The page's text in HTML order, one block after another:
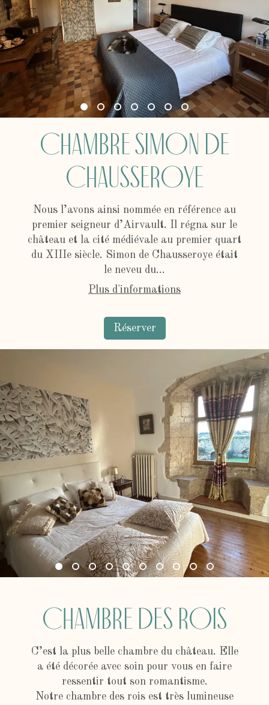
Chambre Simon de
Chausseroye
Nous l’avons ainsi nommée en référence au
premier seigneur d’Airvault. Il régna sur le
château et la cité médiévale au premier quart
du XIIIe siècle. Simon de Chausseroye était
le neveu du...
Plus d'informations
Réserver
Chambre des rois
C’est la plus belle chambre du château. Elle
a été décorée avec soin pour vous en faire
ressentir tout son romantisme.
Notre chambre des rois est très lumineuse